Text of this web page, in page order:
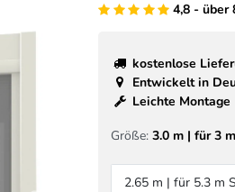
4,8 - über
kostenlose
Entwickelt in
Leichte Montage
Größe: 3.0 m | für 3
2.65 m | für 5.3 m